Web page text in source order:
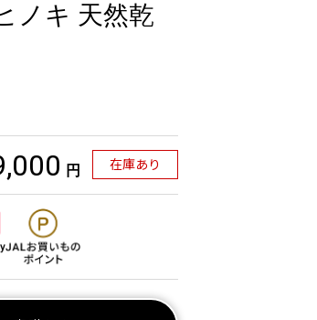
ノキ 天然乾
円 在庫あり